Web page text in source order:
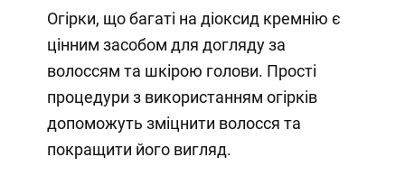
Огірки, що багаті на діоксид кремнію є
цінним засобом для догляду за
волоссям та шкірою голови. Прості
процедури з використанням огірків
допоможуть зміцнити волосся та
покращити його вигляд.